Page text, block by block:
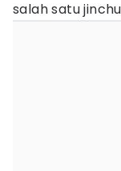
salah satu